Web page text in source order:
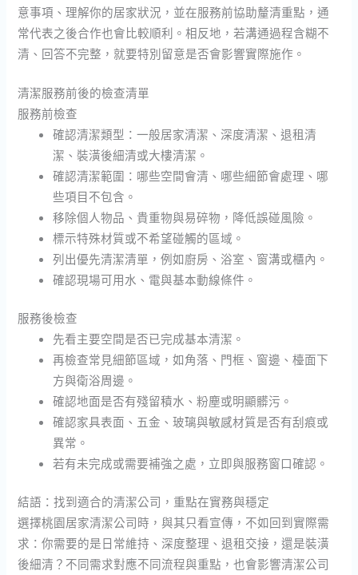
意事項、理解你的居家狀況，並在服務前協助釐清重點，通
常代表之後合作也會比較順利。相反地，若溝通過程含糊不
清、回答不完整，就要特別留意是否會影響實際施作。
清潔服務前後的檢查清單
服務前檢查
確認清潔類型：一般居家清潔、深度清潔、退租清
潔、裝潢後細清或大樓清潔。
確認清潔範圍：哪些空間會清、哪些細節會處理、哪
些項目不包含。
移除個人物品、貴重物與易碎物，降低誤碰風險。
標示特殊材質或不希望碰觸的區域。
列出優先清潔清單，例如廚房、浴室、窗溝或櫃內。
確認現場可用水、電與基本動線條件。
服務後檢查
先看主要空間是否已完成基本清潔。
再檢查常見細節區域，如角落、門框、窗邊、檯面下
方與衛浴周邊。
確認地面是否有殘留積水、粉塵或明顯髒污。
確認家具表面、五金、玻璃與敏感材質是否有刮痕或
異常。
若有未完成或需要補強之處，立即與服務窗口確認。
結語：找到適合的清潔公司，重點在實務與穩定
選擇桃園居家清潔公司時，與其只看宣傳，不如回到實際需
求：你需要的是日常維持、深度整理、退租交接，還是裝潢
後細清？不同需求對應不同流程與重點，也會影響清潔公司